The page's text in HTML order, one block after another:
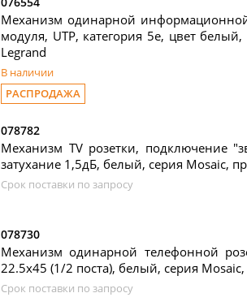
Механизм одинарной информационной
модуля, UTP, категория 5е, цвет
Legrand
В наличии
РАСПРОДАЖА
078782
Механизм TV розетки, подключение
затухание 1,5дБ, белый, серия Mosaic,
Срок поставки по запросу
078730
Механизм одинарной телефонной
22.5x45 (1/2 поста), белый, серия
Срок поставки по запросу